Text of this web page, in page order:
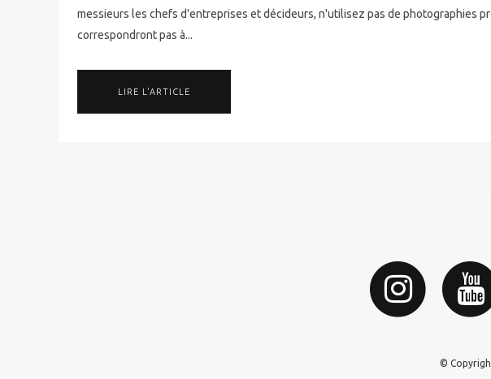
messieurs les chefs d'entreprises et décideurs, n'utilisez pas de photographies
correspondront pas à...
LIRE L'ARTICLE
©